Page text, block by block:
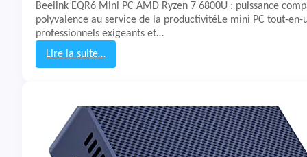
Beelink EQR6 Mini PC AMD Ryzen 7 6800U : puissance
polyvalence au service de la productivitéLe mini PC tout-en-
professionnels exigeants et…
Lire la suite…
:
s
t
&
A